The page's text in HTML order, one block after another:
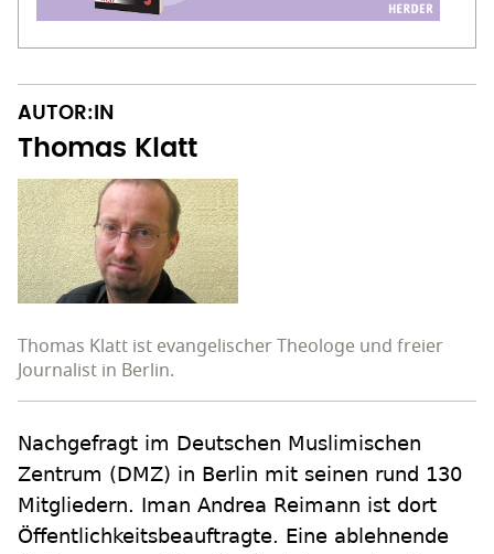
AUTOR:IN
Thomas Klatt
Thomas Klatt ist evangelischer Theologe und freier
Journalist in Berlin.
Nachgefragt im Deutschen Muslimischen
Zentrum (DMZ) in Berlin mit seinen rund 130
Mitgliedern. Iman Andrea Reimann ist dort
Öffentlichkeitsbeauftragte. Eine ablehnende